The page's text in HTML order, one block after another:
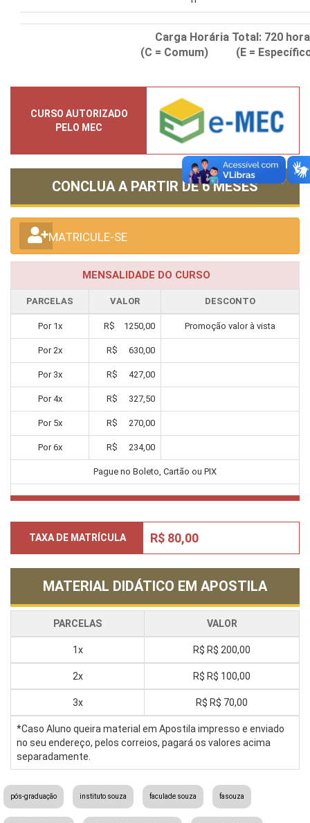
Carga Horária Total: 720
(C = Comum) (E =
CURSO AUTORIZADO
PELO MEC
CONCLUA A PARTIR DE6 MESES
MATRICULE-SE
MENSALIDADE DO CURSO
PARCELAS VALOR DESCONTO
Por 1x R$ 1250,00 Promoção valor à vista
Por 2x R$ 630,00
Por 3x R$ 427,00
Por4x R$ 327,50
Por 5x R$ 270,00
Por6x R$ 234,00
Pague no Boleto, Cartão ou PIX
TAXA DE MATRÍCULA R$ 80,00
MATERIAL DIDÁTICO EM APOSTILA
PARCELAS VALOR
1x R$ R$ 200,00
2x R$ R$ 100,00
3x R$ R$ 70,00
*Caso Aluno queira material em Apostila impresso e enviado
no seu endereço, pelos correios, pagará os valores acima
separadamente.
pós-graduação instituto souza faculade souza fasouza